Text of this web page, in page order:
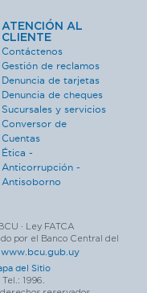
ATENCIÓN AL
CLIENTE
Contáctenos
Gestión de reclamos
Denuncia de tarjetas
Denuncia de cheques
Sucursales y servicios
Conversor de
Cuentas
Ética -
Anticorrupción -
Antisoborno
· Ley FATCA
por el Banco Central del
www.bcu.gub.uy
del Sitio
1996.